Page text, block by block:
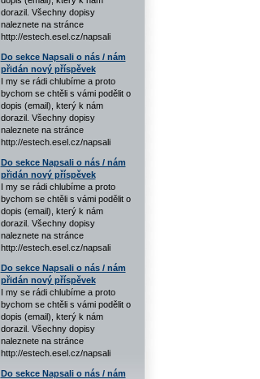
dorazil. Všechny dopisy
naleznete na stránce
http://estech.esel.cz/napsali
Do sekce Napsali o nás / nám
přidán nový příspěvek
I my se rádi chlubíme a proto
bychom se chtěli s vámi podělit o
dopis (email), který k nám
dorazil. Všechny dopisy
naleznete na stránce
http://estech.esel.cz/napsali
Do sekce Napsali o nás / nám
přidán nový příspěvek
I my se rádi chlubíme a proto
bychom se chtěli s vámi podělit o
dopis (email), který k nám
dorazil. Všechny dopisy
naleznete na stránce
http://estech.esel.cz/napsali
Do sekce Napsali o nás / nám
přidán nový příspěvek
I my se rádi chlubíme a proto
bychom se chtěli s vámi podělit o
dopis (email), který k nám
dorazil. Všechny dopisy
naleznete na stránce
http://estech.esel.cz/napsali
Do sekce Napsali o nás / nám